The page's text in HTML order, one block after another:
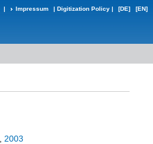
| Impressum | Digitization Policy | [DE] [EN]
2003